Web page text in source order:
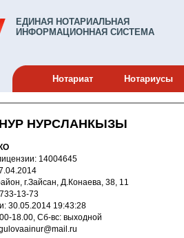
ЕДИНАЯ НОТАРИАЛЬНАЯ
ИНФОРМАЦИОННАЯ СИСТЕМА
Нотариат Нотариусы
НУРСЛАНКЫЗЫ
Номер государственной лицензии: 14004645
лицензии: 07.04.2014
район, г.Зайсан, Д.Конаева, 38, 11
8-778-733-13-73
Дата учетной регистрации: 30.05.2014 19:43:28
Пн-пт: 09.00-18.00, Сб-вс: выходной
адрес: smagulovaainur@mail.ru